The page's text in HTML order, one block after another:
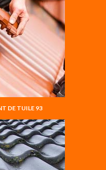
DE TUILE 93